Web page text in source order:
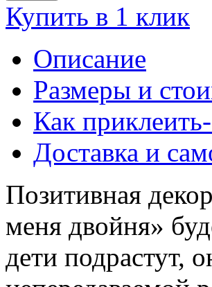
Купить в 1 клик
Описание
Размеры и
Как
Доставка и
Позитивная
меня двойня»
дети подрастут,